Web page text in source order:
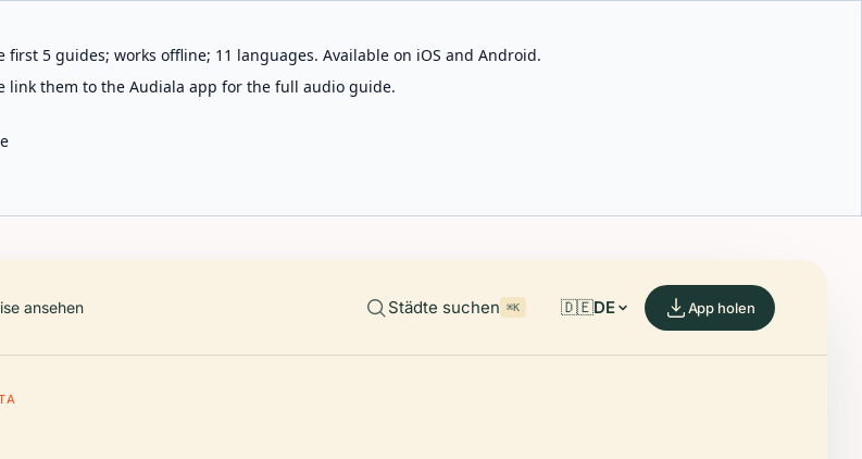
5 guides; works offline; 11 languages. Available on iOS and Android.
link them to the Audiala app for the full audio guide.
ansehen Städte suchen ⌘K 🇩🇪DE App holen